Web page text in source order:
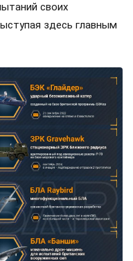
своих
здесь главным